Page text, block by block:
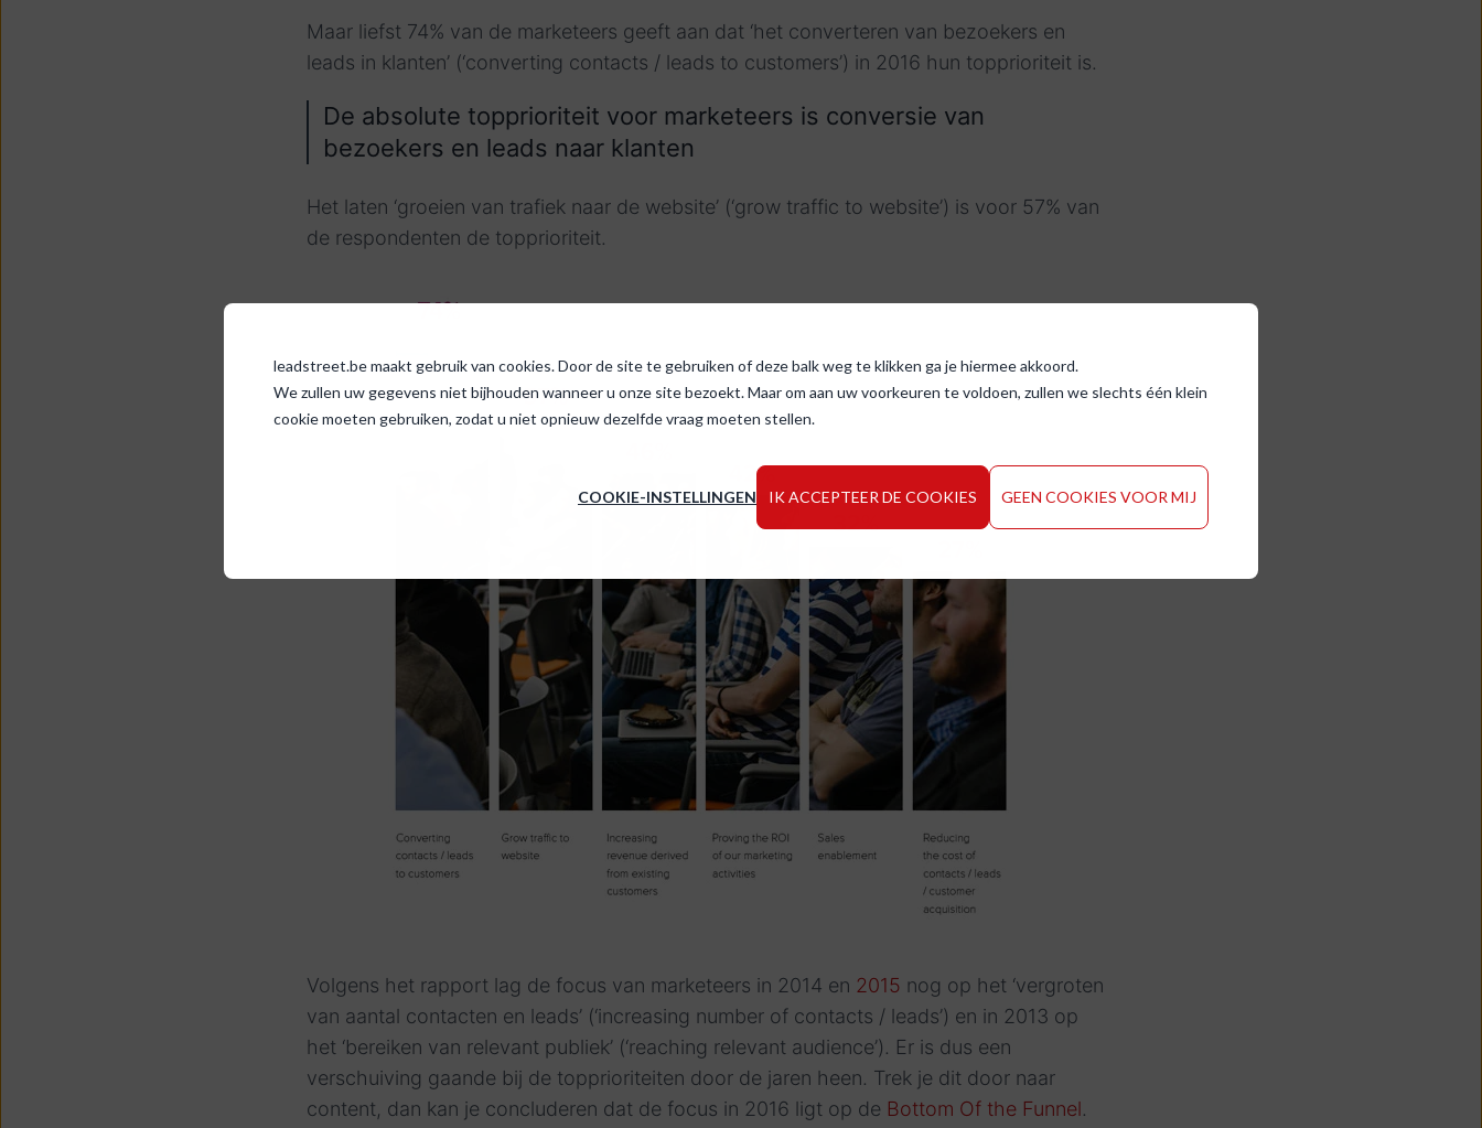
leadstreet.be maakt gebruik van cookies. Door de site te gebruiken of deze balk weg te klikken ga je hiermee akkoord.
We zullen uw gegevens niet bijhouden wanneer u onze site bezoekt. Maar om aan uw voorkeuren te voldoen, zullen we slechts één klein
cookie moeten gebruiken, zodat u niet opnieuw dezelfde vraag moeten stellen.
COOKIE-INSTELLINGEN IK ACCEPTEER DE COOKIES GEEN COOKIES VOOR MIJ
Maar liefst 74% van de marketeers geeft aan dat ‘het converteren van bezoekers en
leads in klanten’ (‘converting contacts / leads to customers’) in 2016 hun topprioriteit is.
De absolute topprioriteit voor marketeers is conversie van
bezoekers en leads naar klanten
Het laten ‘groeien van trafiek naar de website’ (‘grow traffic to website’) is voor 57% van
de respondenten de topprioriteit.
Volgens het rapport lag de focus van marketeers in 2014 en 2015 nog op het ‘vergroten
van aantal contacten en leads’ (‘increasing number of contacts / leads’) en in 2013 op
het ‘bereiken van relevant publiek’ (‘reaching relevant audience’). Er is dus een
verschuiving gaande bij de topprioriteiten door de jaren heen. Trek je dit door naar
content, dan kan je concluderen dat de focus in 2016 ligt op de Bottom Of the Funnel.